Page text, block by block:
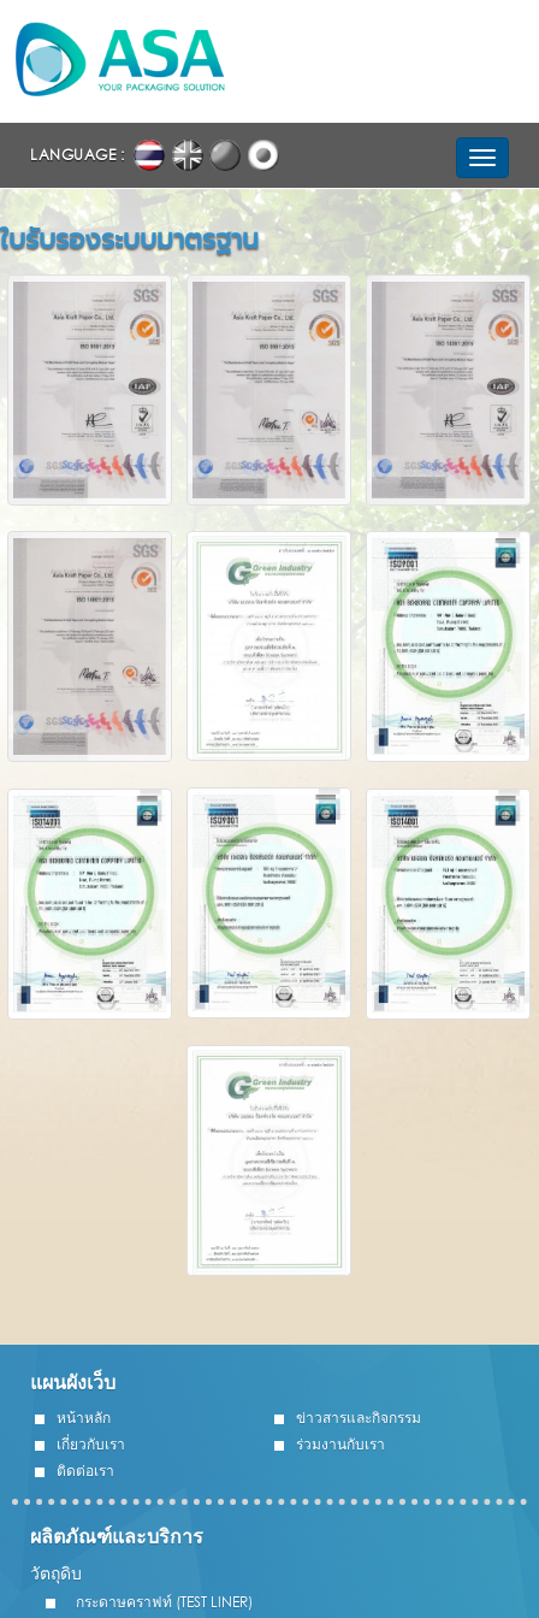
LANGUAGE :
ใบรับรองระบบมาตรฐาน
แผนผังเว็บ
หน้าหลัก
ข่าวสารและกิจกรรม
เกี่ยวกับเรา
ร่วมงานกับเรา
ติดต่อเรา
ผลิตภัณฑ์และบริการ
วัตถุดิบ
กระดาษคราฟท์ (TEST LINER)